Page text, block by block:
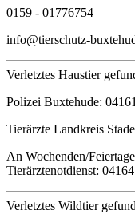
0159 - 01776754
info@tierschutz-
Verletztes Haustier
Polizei Buxtehude:
Tierärzte Landkreis
An Wochenden/
Tierärztenotdienst:
Verletztes Wildtier